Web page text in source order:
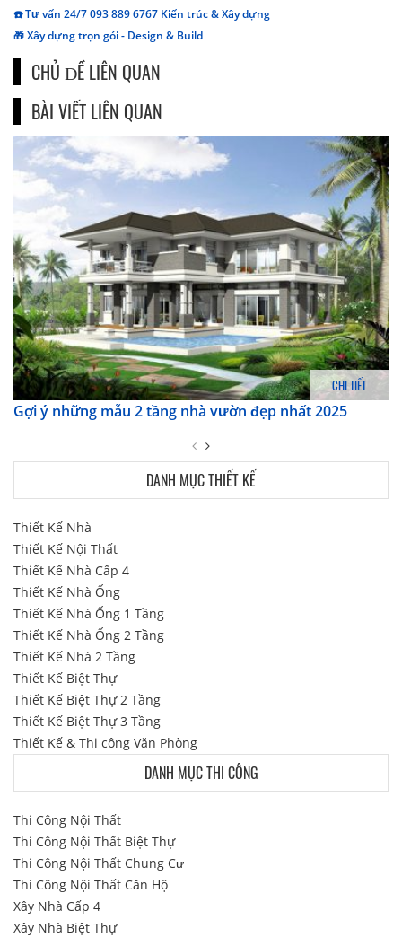
☎️ Tư vấn 24/7 093 889 6767 Kiến trúc & Xây dựng
🎁 Xây dựng trọn gói - Design & Build
CHỦ ĐỀ LIÊN QUAN
BÀI VIẾT LIÊN QUAN
CHI TIẾT
Gợi ý những mẫu 2 tầng nhà vườn đẹp nhất 2025
DANH MỤC THIẾT KẾ
Thiết Kế Nhà
Thiết Kế Nội Thất
Thiết Kế Nhà Cấp 4
Thiết Kế Nhà Ống
Thiết Kế Nhà Ống 1 Tầng
Thiết Kế Nhà Ống 2 Tầng
Thiết Kế Nhà 2 Tầng
Thiết Kế Biệt Thự
Thiết Kế Biệt Thự 2 Tầng
Thiết Kế Biệt Thự 3 Tầng
Thiết Kế & Thi công Văn Phòng
DANH MỤC THI CÔNG
Thi Công Nội Thất
Thi Công Nội Thất Biệt Thự
Thi Công Nội Thất Chung Cư
Thi Công Nội Thất Căn Hộ
Xây Nhà Cấp 4
Xây Nhà Biệt Thự